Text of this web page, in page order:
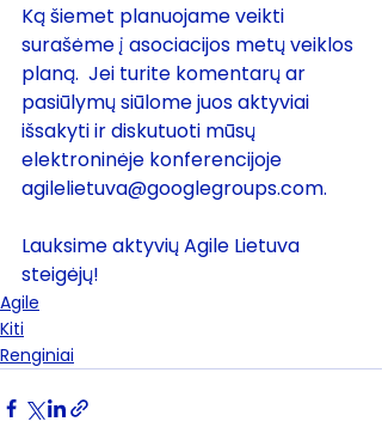
Ką šiemet planuojame veikti
surašėme į asociacijos metų veiklos
planą.  Jei turite komentarų ar
pasiūlymų siūlome juos aktyviai
išsakyti ir diskutuoti mūsų
elektroninėje konferencijoje
agilelietuva@googlegroups.com.
Lauksime aktyvių Agile Lietuva
steigėjų!
Agile
Kiti
Renginiai